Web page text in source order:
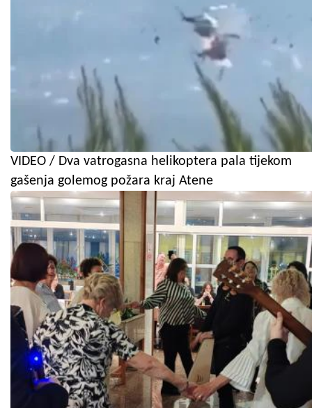
VIDEO / Dva vatrogasna helikoptera pala tijekom
gašenja golemog požara kraj Atene